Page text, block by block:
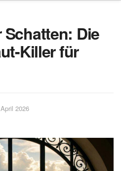
Die
Killer für
2026